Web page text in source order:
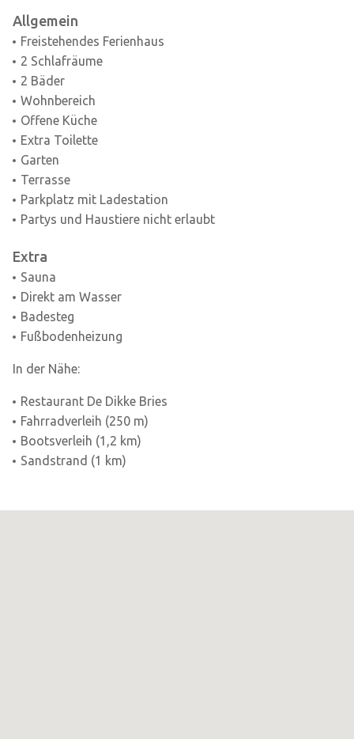
Allgemein
Freistehendes Ferienhaus
2 Schlafräume
2 Bäder
Wohnbereich
Offene Küche
Extra Toilette
Garten
Terrasse
Parkplatz mit Ladestation
Partys und Haustiere nicht erlaubt
Extra
Sauna
Direkt am Wasser
Badesteg
Fußbodenheizung
In der Nähe:
Restaurant De Dikke Bries
Fahrradverleih (250 m)
Bootsverleih (1,2 km)
Sandstrand (1 km)